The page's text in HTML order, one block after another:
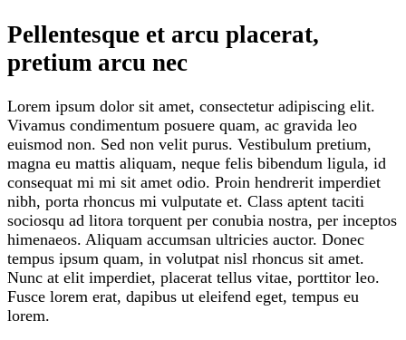
Pellentesque et arcu placerat,
pretium arcu nec
Lorem ipsum dolor sit amet, consectetur adipiscing elit.
Vivamus condimentum posuere quam, ac gravida leo
euismod non. Sed non velit purus. Vestibulum pretium,
magna eu mattis aliquam, neque felis bibendum ligula, id
consequat mi mi sit amet odio. Proin hendrerit imperdiet
nibh, porta rhoncus mi vulputate et. Class aptent taciti
sociosqu ad litora torquent per conubia nostra, per inceptos
himenaeos. Aliquam accumsan ultricies auctor. Donec
tempus ipsum quam, in volutpat nisl rhoncus sit amet.
Nunc at elit imperdiet, placerat tellus vitae, porttitor leo.
Fusce lorem erat, dapibus ut eleifend eget, tempus eu
lorem.